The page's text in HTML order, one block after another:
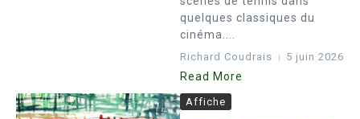
quelques classiques du
cinéma....
Richard Coudrais 5 juin 2026
Read More
Affiche